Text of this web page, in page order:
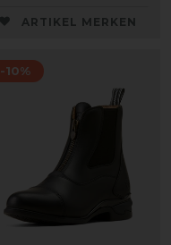
ARTIKEL MERKEN
-10%